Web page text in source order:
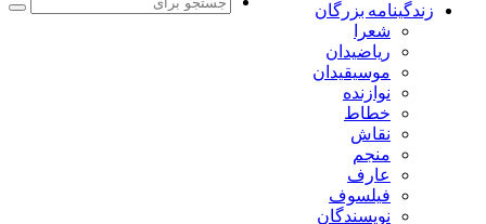
زندگینامه بزرگان
شعرا
ریاضیدان
موسیقیدان
نوازنده
خطاط
نقاش
منجم
عارف
فیلسوف
نویسندگان